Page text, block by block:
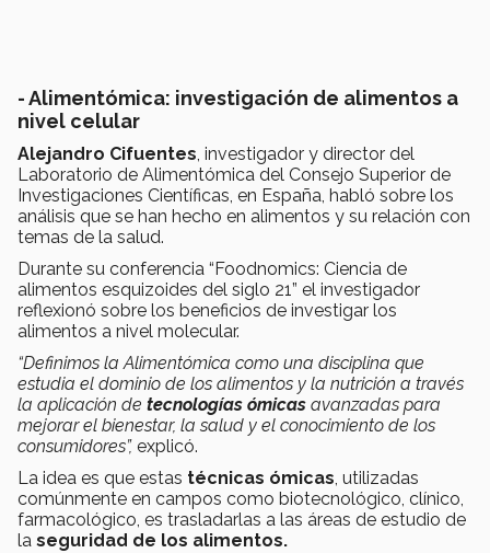
- Alimentómica: investigación de alimentos a
nivel celular
Alejandro Cifuentes, investigador y director del
Laboratorio de Alimentómica del Consejo Superior de
Investigaciones Científicas, en España, habló sobre los
análisis que se han hecho en alimentos y su relación con
temas de la salud.
Durante su conferencia “Foodnomics: Ciencia de
alimentos esquizoides del siglo 21” el investigador
reflexionó sobre los beneficios de investigar los
alimentos a nivel molecular.
“Definimos la Alimentómica como una disciplina que
estudia el dominio de los alimentos y la nutrición a través
la aplicación de tecnologías ómicas avanzadas para
mejorar el bienestar, la salud y el conocimiento de los
consumidores”, explicó.
La idea es que estas técnicas ómicas, utilizadas
comúnmente en campos como biotecnológico, clínico,
farmacológico, es trasladarlas a las áreas de estudio de
la seguridad de los alimentos.